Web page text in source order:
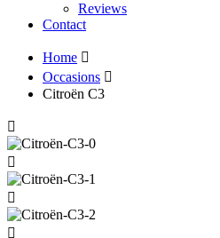
Reviews
Contact
Home
Occasions
Citroën C3